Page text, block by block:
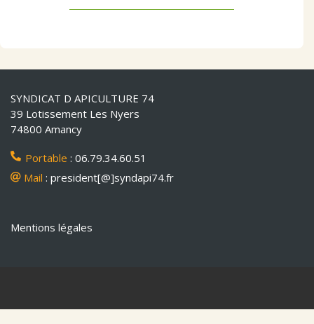
SYNDICAT D APICULTURE 74
39 Lotissement Les Nyers
74800 Amancy
Portable : 06.79.34.60.51
Mail : president[@]syndapi74.fr
Mentions légales